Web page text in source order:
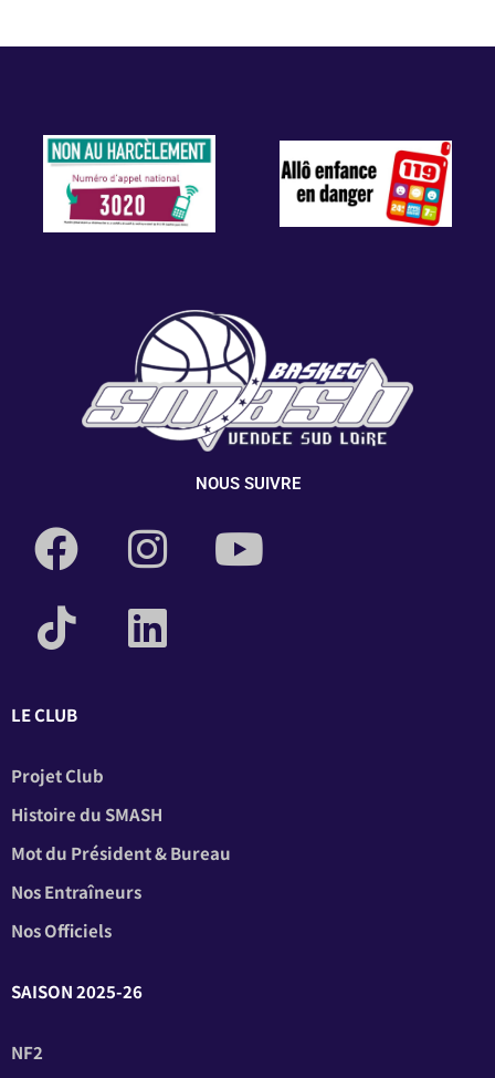
NOUS SUIVRE
LE CLUB
Projet Club
Histoire du SMASH
Mot du Président & Bureau
Nos Entraîneurs
Nos Officiels
SAISON 2025-26
NF2